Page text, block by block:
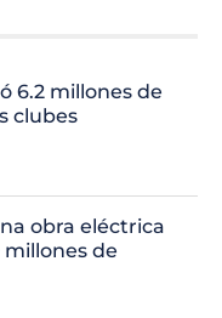
6.2 millones de
clubes
obra eléctrica
millones de